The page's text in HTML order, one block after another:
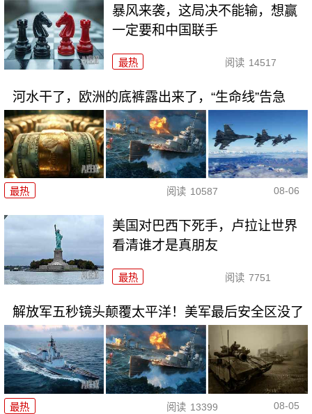
暴风来袭，这局决不能输，想赢
一定要和中国联手
最热 阅读 14517
河水干了，欧洲的底裤露出来了，“生命线”告急
最热 阅读 10587 08-06
美国对巴西下死手，卢拉让世界
看清谁才是真朋友
最热 阅读 7751
解放军五秒镜头颠覆太平洋！美军最后安全区没了
最热 阅读 13399 08-05